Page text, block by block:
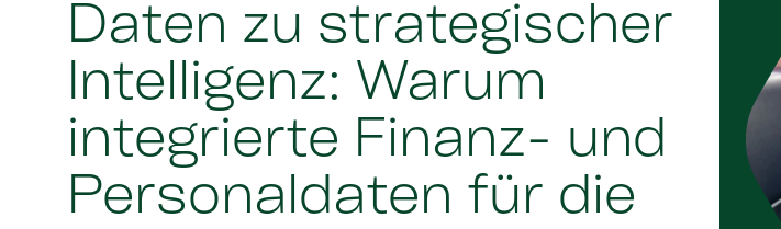
Daten zu strategischer
Intelligenz: Warum
integrierte Finanz- und
Personaldaten für die